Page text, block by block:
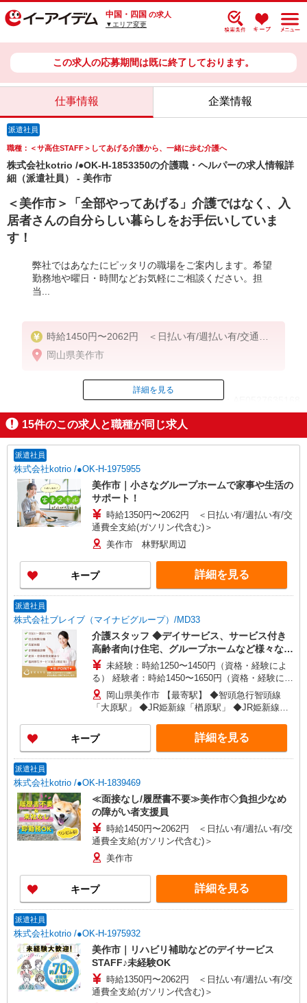
中国・四国 の求人
▼エリア変更
この求人の応募期間は既に終了しております。
仕事情報 企業情報
派遣社員
職種：＜サ高住STAFF＞してあげる介護から、一緒に歩む介護へ
株式会社kotrio /●OK-H-1853350の介護職・ヘルパーの求人情報詳
細（派遣社員） - 美作市
＜美作市＞「全部やってあげる」介護ではなく、入
居者さんの自分らしい暮らしをお手伝いしていま
す！
弊社ではあなたにピッタリの職場をご案内します。希望
勤務地や曜日・時間などお気軽にご相談ください。担
当...
時給1450円〜2062円 ＜日払い有/週払い有/交通費
全支給(ガソリン代含む)＞
岡山県美作市
ID：AE0527635168
掲載期間終了
詳細を見る
15件のこの求人と職種が同じ求人
派遣社員
株式会社kotrio /●OK-H-1975955
美作市｜小さなグループホームで家事や生活の
サポート！
時給1350円〜2062円 ＜日払い有/週払い有/交
通費全支給(ガソリン代含む)＞
美作市 林野駅周辺
キープ 詳細を見る
派遣社員
株式会社ブレイブ（マイナビグループ）/MD33
介護スタッフ ◆デイサービス、サービス付き
高齢者向け住宅、グループホームなど様々な勤
務先から選べます。
未経験：時給1250〜1450円（資格・経験によ
る） 経験者：時給1450〜1650円（資格・経験によ
る） ◎月収例 時給1650円×1日8時間×22日（週5
日）＝29万400円 ◆昇給あり ◆支払い方法 ※日払
い/週払い/月払い対応も可能です。詳しくは面談時
にご相談ください。 ◆交通費：別途全額支給 ※当
社規定あり
岡山県美作市 【最寄駅】 ◆智頭急行智頭線
「大原駅」 ◆JR姫新線「楢原駅」 ◆JR姫新線
す！
キープ 詳細を見る
派遣社員
株式会社kotrio /●OK-H-1839469
≪面接なし/履歴書不要≫美作市◇負担少なめ
の障がい者支援員
時給1450円〜2062円 ＜日払い有/週払い有/交
通費全支給(ガソリン代含む)＞
美作市
キープ 詳細を見る
派遣社員
株式会社kotrio /●OK-H-1975932
美作市｜リハビリ補助などのデイサービス
STAFF♪未経験OK
時給1350円〜2062円 ＜日払い有/週払い有/交
通費全支給(ガソリン代含む)＞